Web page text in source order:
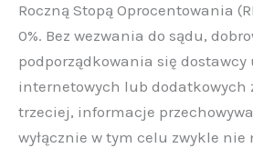
Roczną Stopą Oprocentowania
0%. Bez wezwania do sądu,
podporządkowania się dostawcy
internetowych lub dodatkowych
trzeciej, informacje
wyłącznie w tym celu zwykle nie